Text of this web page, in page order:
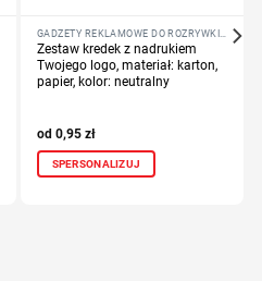
GADŻETY REKLAMOWE DO ROZRYWKI I SZKOŁY
Zestaw kredek z nadrukiem
Twojego logo, materiał: karton,
papier, kolor: neutralny
0,95 zł
SPERSONALIZUJ